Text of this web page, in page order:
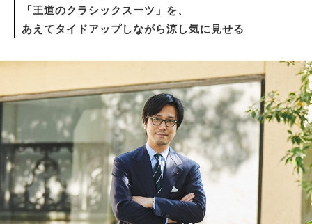
「王道のクラシックスーツ」を、
あえてタイドアップしながら涼し気に見せる